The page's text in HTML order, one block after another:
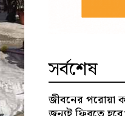
সর্বশেষ
জীবনের পরোয়া